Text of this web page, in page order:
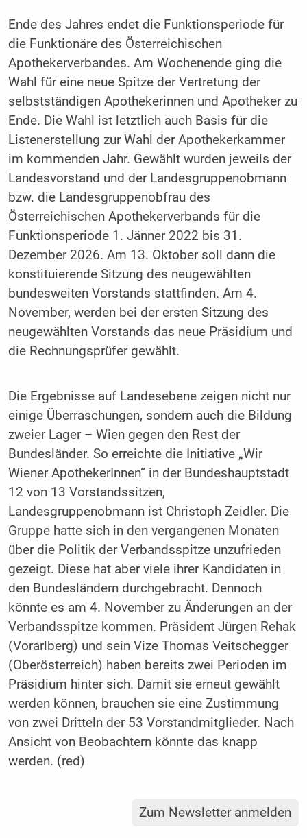
Ende des Jahres endet die Funktionsperiode für
die Funktionäre des Österreichischen
Apothekerverbandes. Am Wochenende ging die
Wahl für eine neue Spitze der Vertretung der
selbstständigen Apothekerinnen und Apotheker zu
Ende. Die Wahl ist letztlich auch Basis für die
Listenerstellung zur Wahl der Apothekerkammer
im kommenden Jahr. Gewählt wurden jeweils der
Landesvorstand und der Landesgruppenobmann
bzw. die Landesgruppenobfrau des
Österreichischen Apothekerverbands für die
Funktionsperiode 1. Jänner 2022 bis 31.
Dezember 2026. Am 13. Oktober soll dann die
konstituierende Sitzung des neugewählten
bundesweiten Vorstands stattfinden. Am 4.
November, werden bei der ersten Sitzung des
neugewählten Vorstands das neue Präsidium und
die Rechnungsprüfer gewählt.
Die Ergebnisse auf Landesebene zeigen nicht nur
einige Überraschungen, sondern auch die Bildung
zweier Lager – Wien gegen den Rest der
Bundesländer. So erreichte die Initiative „Wir
Wiener ApothekerInnen“ in der Bundeshauptstadt
12 von 13 Vorstandssitzen,
Landesgruppenobmann ist Christoph Zeidler. Die
Gruppe hatte sich in den vergangenen Monaten
über die Politik der Verbandsspitze unzufrieden
gezeigt. Diese hat aber viele ihrer Kandidaten in
den Bundesländern durchgebracht. Dennoch
könnte es am 4. November zu Änderungen an der
Verbandsspitze kommen. Präsident Jürgen Rehak
(Vorarlberg) und sein Vize Thomas Veitschegger
(Oberösterreich) haben bereits zwei Perioden im
Präsidium hinter sich. Damit sie erneut gewählt
werden können, brauchen sie eine Zustimmung
von zwei Dritteln der 53 Vorstandmitglieder. Nach
Ansicht von Beobachtern könnte das knapp
werden. (red)
Zum Newsletter anmelden